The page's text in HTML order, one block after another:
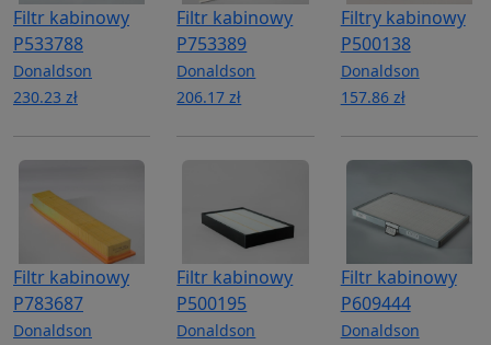
Filtr kabinowy
P533788
Donaldson
230.23 zł
Filtr kabinowy
P753389
Donaldson
206.17 zł
Filtry kabinowy
P500138
Donaldson
157.86 zł
Filtr kabinowy
P783687
Donaldson
Filtr kabinowy
P500195
Donaldson
Filtr kabinowy
P609444
Donaldson